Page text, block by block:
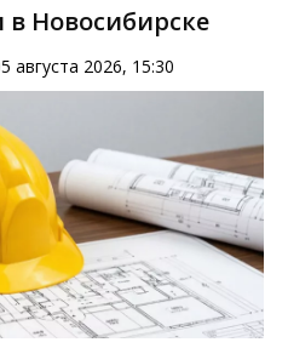
Новосибирске
августа 2026, 15:30